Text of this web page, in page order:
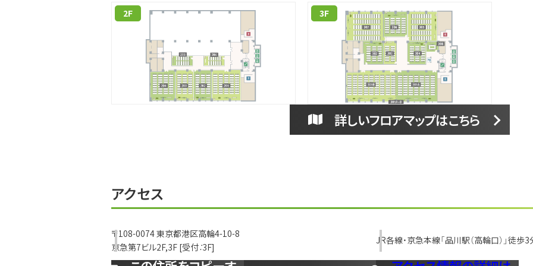
206
(24)
(12)
(12)
(16)
2F 3F
詳しいフロアマップはこちら
アクセス
〒108-0074 東京都港区高輪4-10-8
京急第7ビル2F,3F [受付：3F]
JR各線・京急本線「品川駅（高輪口）」徒歩3